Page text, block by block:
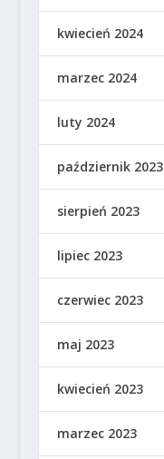
kwiecień 2024
marzec 2024
luty 2024
październik 2023
sierpień 2023
lipiec 2023
czerwiec 2023
maj 2023
kwiecień 2023
marzec 2023